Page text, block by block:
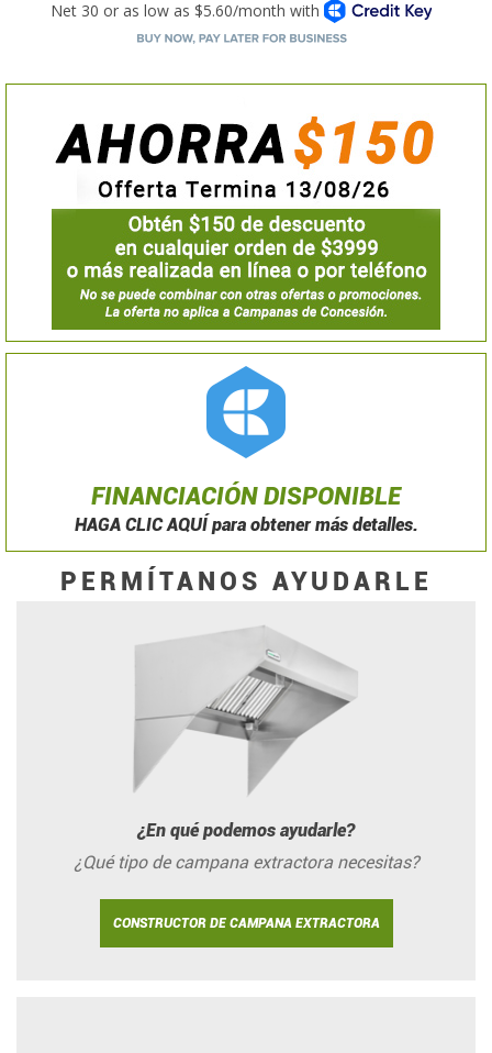
FINANCIACIÓN DISPONIBLE
HAGA CLIC AQUÍ para obtener más detalles.
PERMÍTANOS AYUDARLE
¿En qué podemos ayudarle?
¿Qué tipo de campana extractora necesitas?
CONSTRUCTOR DE CAMPANA EXTRACTORA